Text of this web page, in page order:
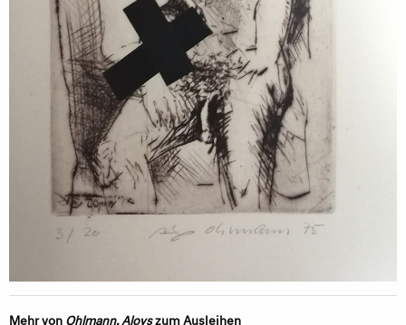
Mehr vonOhlmann, Aloyszum Ausleihen